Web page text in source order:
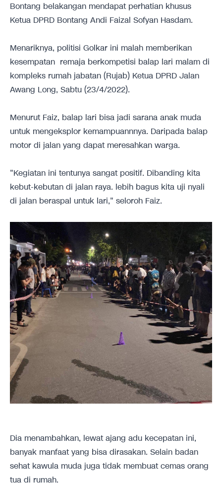
Bontang belakangan mendapat perhatian khusus
Ketua DPRD Bontang Andi Faizal Sofyan Hasdam.
Menariknya, politisi Golkar ini malah memberikan
kesempatan remaja berkompetisi balap lari malam di
kompleks rumah jabatan (Rujab) Ketua DPRD Jalan
Awang Long, Sabtu (23/4/2022).
Menurut Faiz, balap lari bisa jadi sarana anak muda
untuk mengeksplor kemampuannnya. Daripada balap
motor di jalan yang dapat meresahkan warga.
"Kegiatan ini tentunya sangat positif. Dibanding kita
kebut-kebutan di jalan raya. lebih bagus kita uji nyali
di jalan beraspal untuk lari," seloroh Faiz.
Dia menambahkan, lewat ajang adu kecepatan ini,
banyak manfaat yang bisa dirasakan. Selain badan
sehat kawula muda juga tidak membuat cemas orang
tua di rumah.